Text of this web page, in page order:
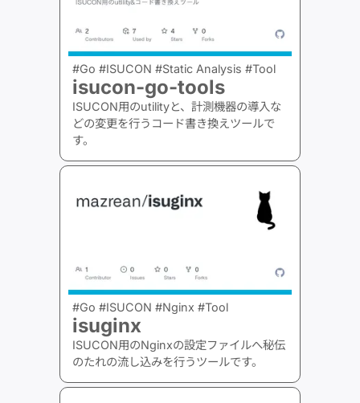
#Go #ISUCON #Static Analysis #Tool
isucon-go-tools
ISUCON用のutilityと、計測機器の導入な
どの変更を行うコード書き換えツールで
す。
#Go #ISUCON #Nginx #Tool
isuginx
ISUCON用のNginxの設定ファイルへ秘伝
のたれの流し込みを行うツールです。